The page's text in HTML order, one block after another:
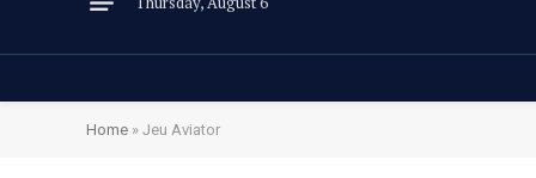
Home » Jeu Aviator